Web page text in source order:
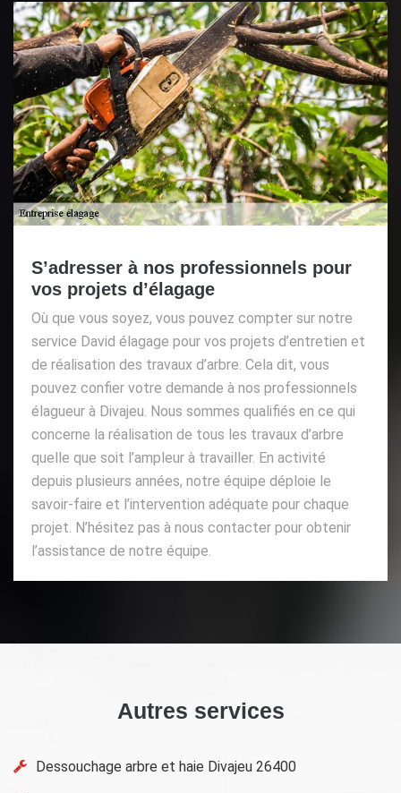
S’adresser à nos professionnels pour
vos projets d’élagage
Où que vous soyez, vous pouvez compter sur notre
service David élagage pour vos projets d’entretien et
de réalisation des travaux d’arbre. Cela dit, vous
pouvez confier votre demande à nos professionnels
élagueur à Divajeu. Nous sommes qualifiés en ce qui
concerne la réalisation de tous les travaux d’arbre
quelle que soit l’ampleur à travailler. En activité
depuis plusieurs années, notre équipe déploie le
savoir-faire et l’intervention adéquate pour chaque
projet. N’hésitez pas à nous contacter pour obtenir
l’assistance de notre équipe.
Autres services
Dessouchage arbre et haie Divajeu 26400